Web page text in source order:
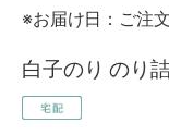
※お届け日：ご注
白子のり のり